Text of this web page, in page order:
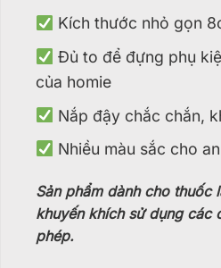
Kích thước nhỏ gọn
Đủ to để đựng phụ
của homie
Nắp đậy chắc chắn,
Nhiều màu sắc cho
Sản phẩm dành cho thuốc
khuyến khích sử dụng các
phép.